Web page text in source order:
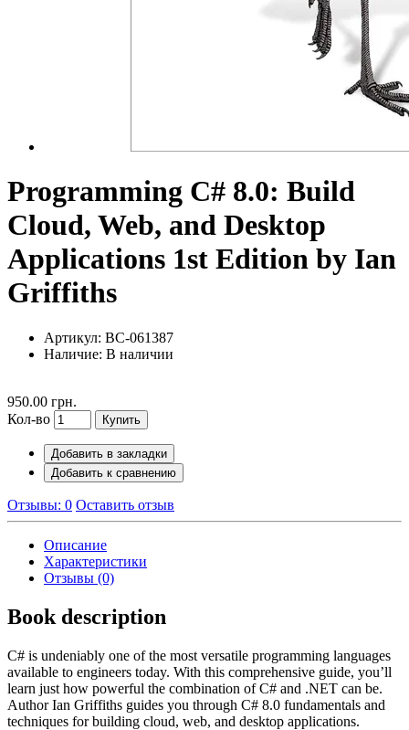
Programming C# 8.0: Build
Cloud, Web, and Desktop
Applications 1st Edition by Ian
Griffiths
Артикул: BC-061387
Наличие: В наличии
950.00 грн.
Кол-во
Купить
Добавить в закладки
Добавить к сравнению
Отзывы: 0 Оставить отзыв
Описание
Характеристики
Отзывы (0)
Book description
C# is undeniably one of the most versatile programming languages
available to engineers today. With this comprehensive guide, you’ll
learn just how powerful the combination of C# and .NET can be.
Author Ian Griffiths guides you through C# 8.0 fundamentals and
techniques for building cloud, web, and desktop applications.